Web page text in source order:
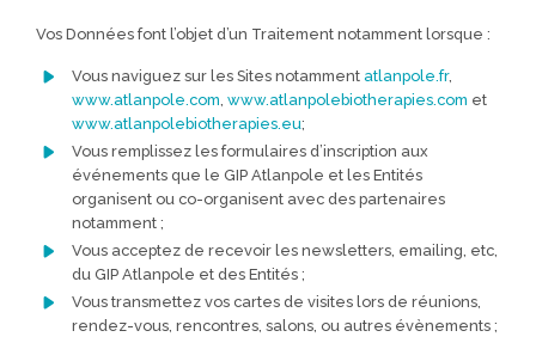
Vos Données font l’objet d’un Traitement notamment lorsque :
Vous naviguez sur les Sites notamment atlanpole.fr,
www.atlanpole.com, www.atlanpolebiotherapies.com et
www.atlanpolebiotherapies.eu;
Vous remplissez les formulaires d’inscription aux
événements que le GIP Atlanpole et les Entités
organisent ou co-organisent avec des partenaires
notamment ;
Vous acceptez de recevoir les newsletters, emailing, etc,
du GIP Atlanpole et des Entités ;
Vous transmettez vos cartes de visites lors de réunions,
rendez-vous, rencontres, salons, ou autres évènements ;